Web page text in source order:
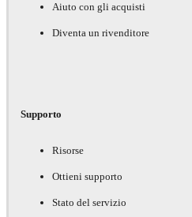
Aiuto con gli acquisti
Diventa un rivenditore
Supporto
Risorse
Ottieni supporto
Stato del servizio